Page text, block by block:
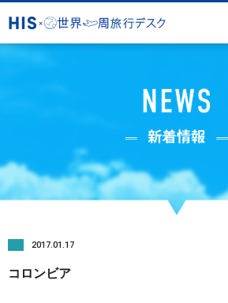
2017.01.17
コロンビア